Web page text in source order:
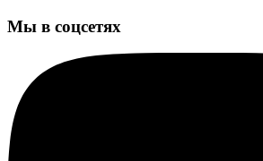
Мы в соцсетях